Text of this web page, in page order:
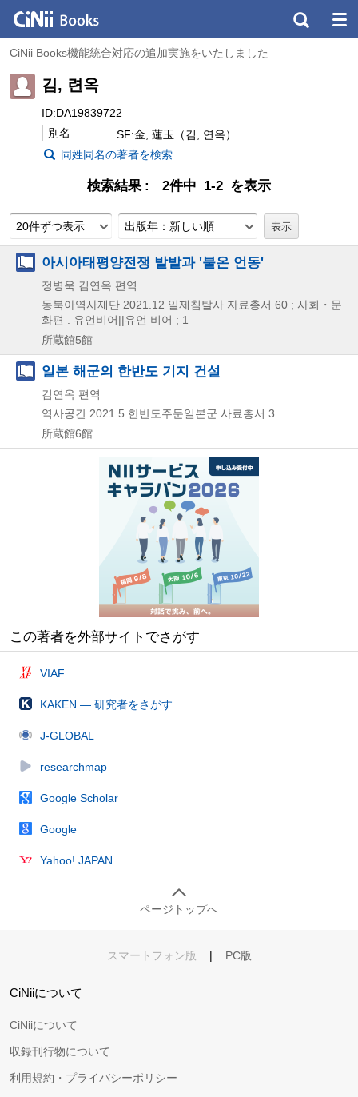
CiNii Books機能統合対応の追加実施をいたしました
김, 련옥
ID:DA19839722
別名
SF:金, 蓮玉（김, 연옥）
同姓同名の著者を検索
検索結果 2件中 1-2 を表示
20件ずつ表示 出版年：新しい順
아시아태평양전쟁 발발과 '불온 언동'
정병욱 김연옥 편역
동북아역사재단 2021.12 일제침탈사 자료총서 60 ; 사회・문
화편 . 유언비어||유언 비어 ; 1
所蔵館5館
일본 해군의 한반도 기지 건설
김연옥 편역
역사공간 2021.5 한반도주둔일본군 사료총서 3
所蔵館6館
この著者を外部サイトでさがす
VIAF
KAKEN — 研究者をさがす
J-GLOBAL
researchmap
Google Scholar
Google
Yahoo! JAPAN
ページトップへ
スマートフォン版 | PC版
CiNiiについて
CiNiiについて
収録刊行物について
利用規約・プライバシーポリシー